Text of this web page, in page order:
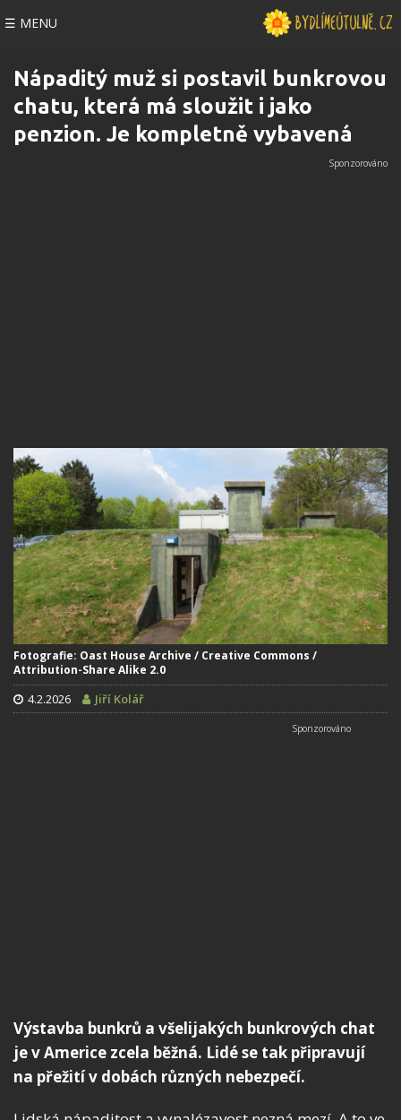
☰ MENU
Nápaditý muž si postavil bunkrovou
chatu, která má sloužit i jako
penzion. Je kompletně vybavená
Fotografie: Oast House Archive / Creative Commons /
Attribution-Share Alike 2.0
4.2.2026 Jiří Kolář
Výstavba bunkrů a všelijakých bunkrových chat
je v Americe zcela běžná. Lidé se tak připravují
na přežití v dobách různých nebezpečí.